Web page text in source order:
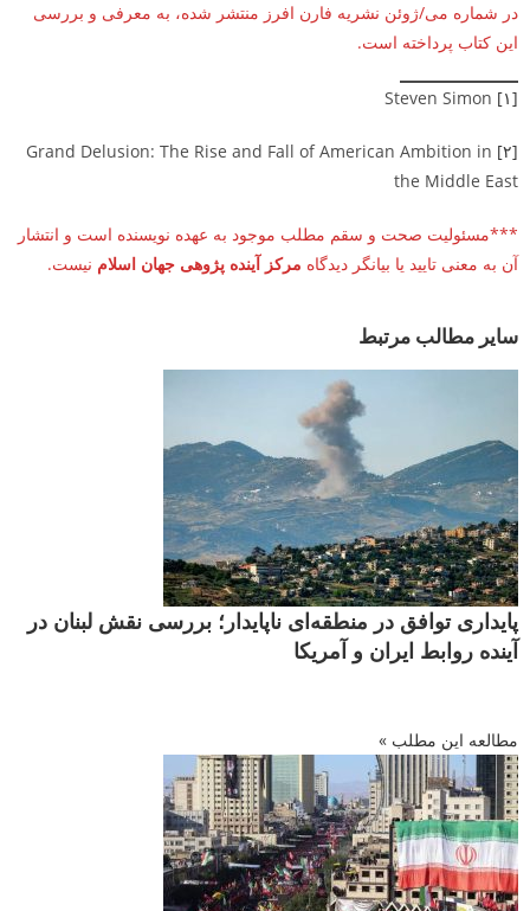
در شماره می/ژوئن نشریه فارن افرز منتشر شده، به معرفی و بررسی
این کتاب پرداخته است.
[۱]
[۲]
Grand Delusion: The Rise and Fall of American Ambition in
the Middle East
***مسئولیت صحت و سقم مطلب موجود به عهده نویسنده است و انتشار
آن­ به معنی تایید یا بیانگر دیدگاه مرکز آینده پژوهی جهان اسلام نیست.
سایر مطالب مرتبط
پایداری توافق در منطقه‌ای ناپایدار؛ بررسی نقش لبنان در
آینده روابط ایران و آمریکا
مطالعه این مطلب »